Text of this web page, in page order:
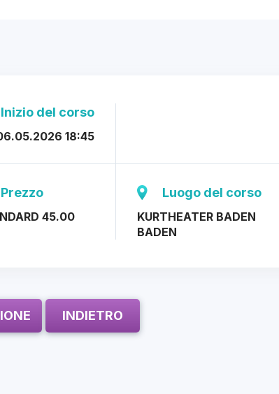
Inizio del corso
18:45
Prezzo
45.00
Luogo del corso
KURTHEATER BADEN
BADEN
INDIETRO